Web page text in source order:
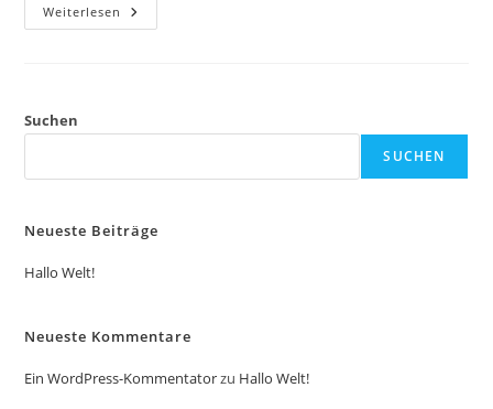
Weiterlesen Hallo
Welt!
Suchen
SUCHEN
Neueste Beiträge
Hallo Welt!
Neueste Kommentare
Ein WordPress-Kommentatorzu Hallo Welt!